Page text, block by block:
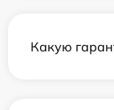
Какую